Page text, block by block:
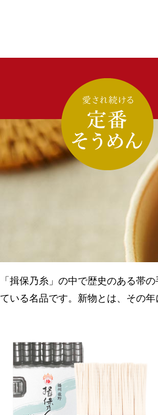
「揖保乃糸」の中で歴史のある帯
ている名品です。新物とは、その